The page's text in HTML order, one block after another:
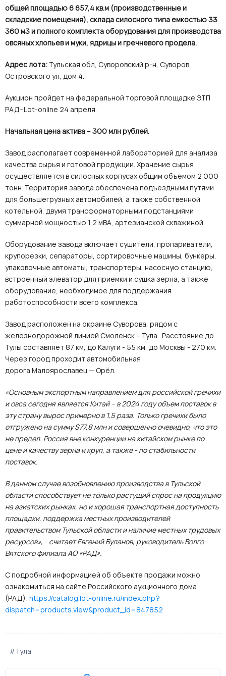
общей площадью 6 657,4 кв.м (производственные и
складские помещения), склада силосного типа емкостью 33
360 м3 и полного комплекта оборудования для производства
овсяных хлопьев и муки, ядрицы и гречневого продела.
Адрес лота: Тульская обл, Суворовский р-н, Суворов,
Островского ул, дом 4.
Аукцион пройдет на федеральной торговой площадке ЭТП
РАД–Lot-online 24 апреля.
Начальная цена актива – 300 млн рублей.
Завод располагает современной лабораторией для анализа
качества сырья и готовой продукции. Хранение сырья
осуществляется в силосных корпусах общим объемом 2 000
тонн. Территория завода обеспечена подъездными путями
для большегрузных автомобилей, а также собственной
котельной, двумя трансформаторными подстанциями
суммарной мощностью 1,2 мВА, артезианской скважиной.
Оборудование завода включает сушители, пропариватели,
крупорезки, сепараторы, сортировочные машины, бункеры,
упаковочные автоматы, транспортеры, насосную станцию,
встроенный элеватор для приемки и сушка зерна, а также
оборудование, необходимое для поддержания
работоспособности всего комплекса.
Завод расположен на окраине Суворова, рядом с
железнодорожной линией Смоленск – Тула. Расстояние до
Тулы составляет 87 км, до Калуги - 55 км, до Москвы - 270 км.
Через город проходит автомобильная
дорога Малоярославец — Орёл.
«Основным экспортным направлением для российской гречихи
и овса сегодня является Китай – в 2024 году объем поставок в
эту страну вырос примерно в 1,5 раза. Только гречихи было
отгружено на сумму $77,8 млн и совершенно очевидно, что это
не предел. Россия вне конкуренции на китайском рынке по
цене и качеству зерна и круп, а также - по стабильности
поставок.
В данном случае возобновлению производства в Тульской
области способствует не только растущий спрос на продукцию
на азиатских рынках, но и хорошая транспортная доступность
площадки, поддержка местных производителей
правительством Тульской области и наличие местных трудовых
ресурсов», - считает Евгений Буланов, руководитель Волго-
Вятского филиала АО «РАД».
С подробной информацией об объекте продажи можно
ознакомиться на сайте Российского аукционного дома
(РАД): https://catalog.lot-online.ru/index.php?
dispatch=products.view&product_id=847852
#Тула